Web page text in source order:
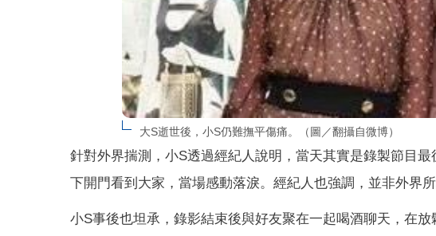
大S逝世後，小S仍難撫平傷痛。（圖／翻攝自微博）
針對外界揣測，小S透過經紀人說明，當天其實是錄製節目
下開門看到大家，當場感動落淚。經紀人也強調，並非外界
小S事後也坦承，錄影結束後與好友聚在一起喝酒聊天，在